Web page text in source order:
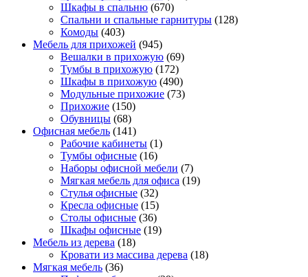
Шкафы в спальню (670)
Спальни и спальные гарнитуры (128)
Комоды (403)
Мебель для прихожей (945)
Вешалки в прихожую (69)
Тумбы в прихожую (172)
Шкафы в прихожую (490)
Модульные прихожие (73)
Прихожие (150)
Обувницы (68)
Офисная мебель (141)
Рабочие кабинеты (1)
Тумбы офисные (16)
Наборы офисной мебели (7)
Мягкая мебель для офиса (19)
Стулья офисные (32)
Кресла офисные (15)
Столы офисные (36)
Шкафы офисные (19)
Мебель из дерева (18)
Кровати из массива дерева (18)
Мягкая мебель (36)